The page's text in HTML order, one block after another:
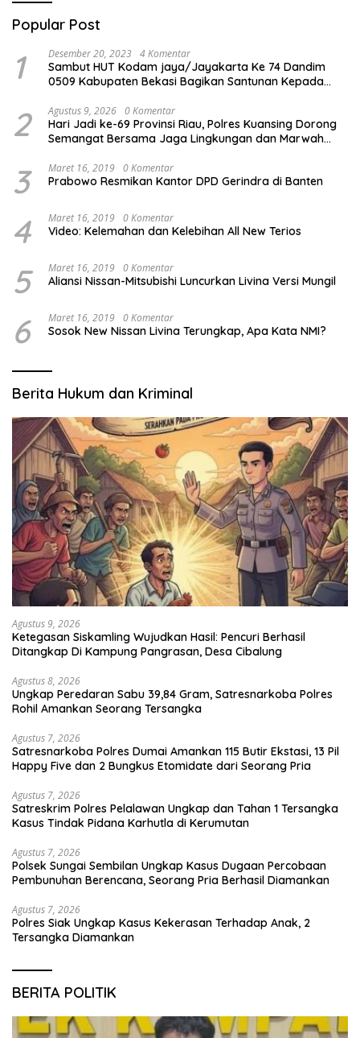
Popular Post
1 Desember 20, 2023 4 Komentar
Sambut HUT Kodam jaya/Jayakarta Ke 74 Dandim
0509 Kabupaten Bekasi Bagikan Santunan Kepada
2 Agustus 9, 2026 0 Komentar
Hari Jadi ke-69 Provinsi Riau, Polres Kuansing Dorong
Semangat Bersama Jaga Lingkungan dan Marwah
3 Maret 16, 2019 0 Komentar
Prabowo Resmikan Kantor DPD Gerindra di Banten
4 Maret 16, 2019 0 Komentar
Video: Kelemahan dan Kelebihan All New Terios
5 Maret 16, 2019 0 Komentar
Aliansi Nissan-Mitsubishi Luncurkan Livina Versi Mungil
6 Maret 16, 2019 0 Komentar
Sosok New Nissan Livina Terungkap, Apa Kata NMI?
Berita Hukum dan Kriminal
Agustus 9, 2026
Ketegasan Siskamling Wujudkan Hasil: Pencuri Berhasil
Ditangkap Di Kampung Pangrasan, Desa Cibalung
Agustus 8, 2026
Ungkap Peredaran Sabu 39,84 Gram, Satresnarkoba Polres
Rohil Amankan Seorang Tersangka
Agustus 7, 2026
Satresnarkoba Polres Dumai Amankan 115 Butir Ekstasi, 13 Pil
Happy Five dan 2 Bungkus Etomidate dari Seorang Pria
Agustus 7, 2026
Satreskrim Polres Pelalawan Ungkap dan Tahan 1 Tersangka
Kasus Tindak Pidana Karhutla di Kerumutan
Agustus 7, 2026
Polsek Sungai Sembilan Ungkap Kasus Dugaan Percobaan
Pembunuhan Berencana, Seorang Pria Berhasil Diamankan
Agustus 7, 2026
Polres Siak Ungkap Kasus Kekerasan Terhadap Anak, 2
Tersangka Diamankan
BERITA POLITIK